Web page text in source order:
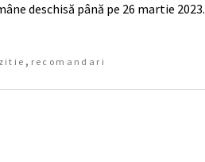
deschisă până pe 26 martie 2023.
, recomandari